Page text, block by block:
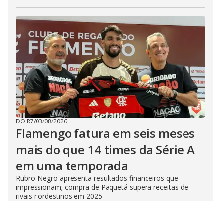
DO R7/03/08/2026
Flamengo fatura em seis meses
mais do que 14 times da Série A
em uma temporada
Rubro-Negro apresenta resultados financeiros que
impressionam; compra de Paquetá supera receitas de
rivais nordestinos em 2025